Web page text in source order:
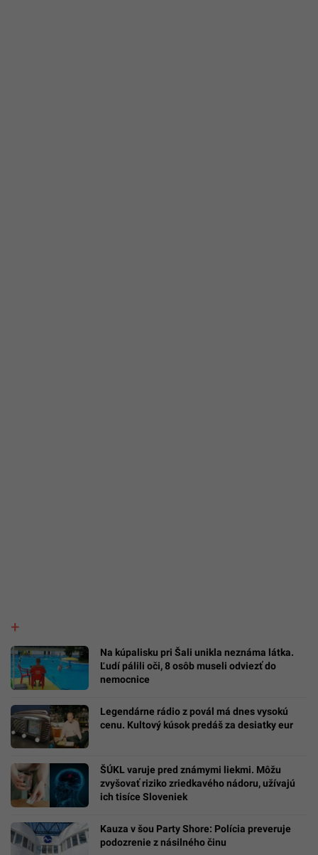
Na kúpalisku pri Šali unikla neznáma látka.
Ľudí pálili oči, 8 osôb museli odviezť do
nemocnice
Legendárne rádio z povál má dnes vysokú
cenu. Kultový kúsok predáš za desiatky eur
ŠÚKL varuje pred známymi liekmi. Môžu
zvyšovať riziko zriedkavého nádoru, užívajú
ich tisíce Sloveniek
Kauza v šou Party Shore: Polícia preveruje
podozrenie z násilného činu